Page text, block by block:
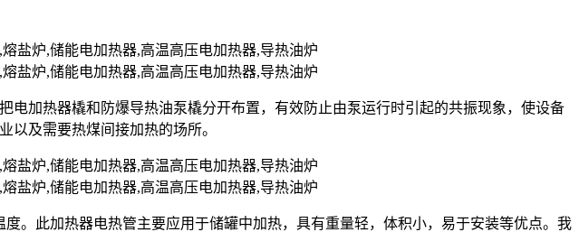
加热器橇和防爆导热油泵橇分开布置，有效防止由泵运行时引起的共振现象，使设备
以及需要热煤间接加热的场所。
。此加热器电热管主要应用于储罐中加热，具有重量轻，体积小，易于安装等优点。我